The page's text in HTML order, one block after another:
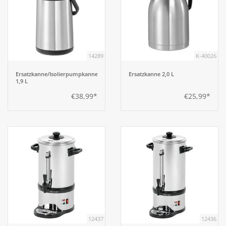
14289
Ersatzkanne/Isolierpumpkanne
1,9 L
€38,99*
K-40026
Ersatzkanne 2,0 L
€25,99*
12437 12436